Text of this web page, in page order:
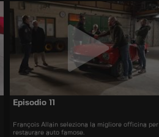
Episodio 11
François Allain seleziona la migliore officina per
restaurare auto famose.